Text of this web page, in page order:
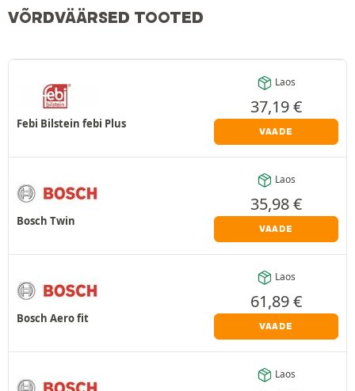
VÕRDVÄÄRSED TOOTED
Febi Bilstein febi Plus
Laos
37,19€
VAADE
Bosch Twin
Laos
35,98€
VAADE
Bosch Aero fit
Laos
61,89€
VAADE
Laos